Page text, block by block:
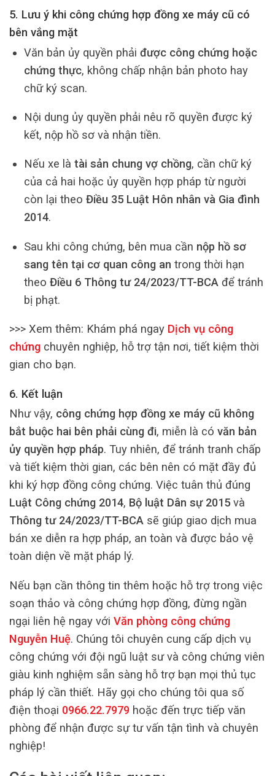
5. Lưu ý khi công chứng hợp đồng xe máy cũ có
bên vắng mặt
Văn bản ủy quyền phải được công chứng hoặc
chứng thực, không chấp nhận bản photo hay
chữ ký scan.
Nội dung ủy quyền phải nêu rõ quyền được ký
kết, nộp hồ sơ và nhận tiền.
Nếu xe là tài sản chung vợ chồng, cần chữ ký
của cả hai hoặc ủy quyền hợp pháp từ người
còn lại theo Điều 35 Luật Hôn nhân và Gia đình
2014.
Sau khi công chứng, bên mua cần nộp hồ sơ
sang tên tại cơ quan công an trong thời hạn
theo Điều 6 Thông tư 24/2023/TT-BCA để tránh
bị phạt.
>>> Xem thêm: Khám phá ngay Dịch vụ công
chứng chuyên nghiệp, hỗ trợ tận nơi, tiết kiệm thời
gian cho bạn.
6. Kết luận
Như vậy, công chứng hợp đồng xe máy cũ không
bắt buộc hai bên phải cùng đi, miễn là có văn bản
ủy quyền hợp pháp. Tuy nhiên, để tránh tranh chấp
và tiết kiệm thời gian, các bên nên có mặt đầy đủ
khi ký hợp đồng công chứng. Việc tuân thủ đúng
Luật Công chứng 2014, Bộ luật Dân sự 2015và
Thông tư 24/2023/TT-BCA sẽ giúp giao dịch mua
bán xe diễn ra hợp pháp, an toàn và được bảo vệ
toàn diện về mặt pháp lý.
Nếu bạn cần thông tin thêm hoặc hỗ trợ trong việc
soạn thảo và công chứng hợp đồng, đừng ngần
ngại liên hệ ngay với Văn phòng công chứng
Nguyễn Huệ. Chúng tôi chuyên cung cấp dịch vụ
công chứng với đội ngũ luật sư và công chứng viên
giàu kinh nghiệm sẵn sàng hỗ trợ bạn mọi thủ tục
pháp lý cần thiết. Hãy gọi cho chúng tôi qua số
điện thoại 0966.22.7979 hoặc đến trực tiếp văn
phòng để nhận được sự tư vấn tận tình và chuyên
nghiệp!